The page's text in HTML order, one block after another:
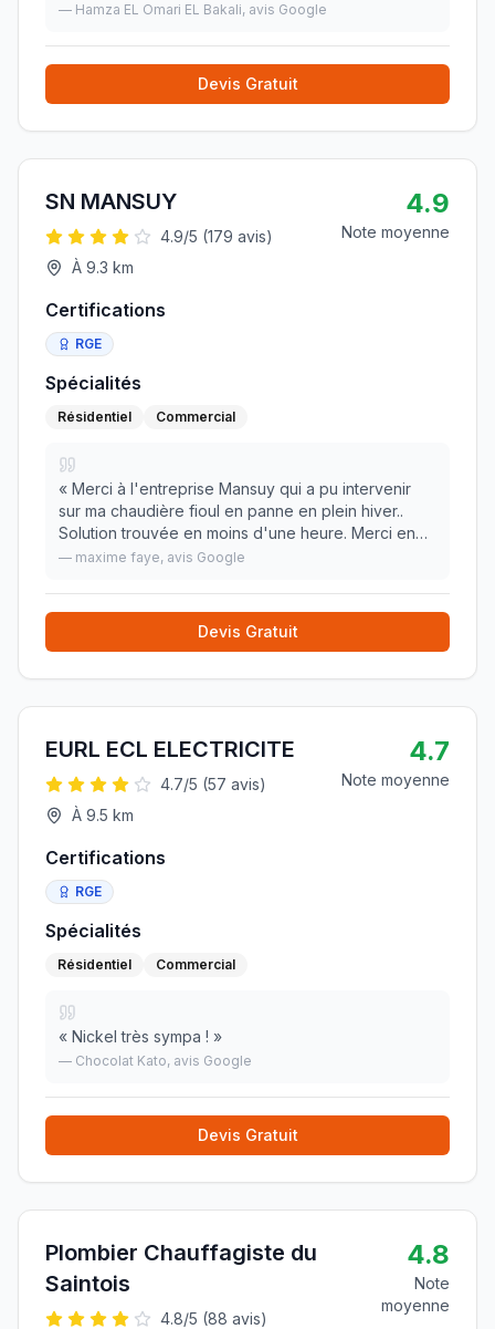
— Hamza EL Omari EL Bakali, avis Google
Devis Gratuit
SN MANSUY
4.9/5 (179 avis)
À 9.3 km
4.9
Note moyenne
Certifications
RGE
Spécialités
Résidentiel Commercial
« Merci à l'entreprise Mansuy qui a pu intervenir
sur ma chaudière fioul en panne en plein hiver..
Solution trouvée en moins d'une heure. Merci en
particulier au technicien Claude qui a été très
— maxime faye, avis Google
Devis Gratuit
EURL ECL ELECTRICITE
4.7/5 (57 avis)
À 9.5 km
4.7
Note moyenne
Certifications
RGE
Spécialités
Résidentiel Commercial
« Nickel très sympa ! »
— Chocolat Kato, avis Google
Devis Gratuit
Plombier Chauffagiste du
Saintois
4.8/5 (88 avis)
4.8
Note
moyenne